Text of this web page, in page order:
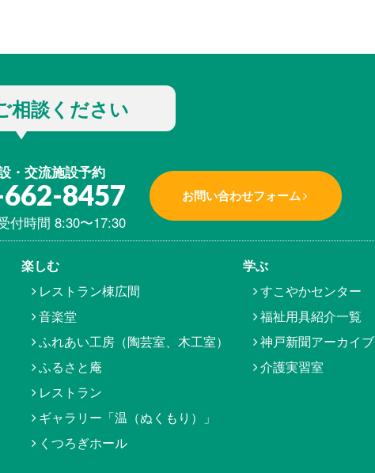
相談ください
・交流施設予約
8457
付時間 8:30〜17:30
お問い合わせフォーム
楽しむ
レストラン棟広間
音楽堂
ふれあい工房（陶芸室、木工室）
ふるさと庵
レストラン
ギャラリー「温（ぬくもり）」
くつろぎホール
学ぶ
すこやかセンター
福祉用具紹介一覧
神戸新聞アーカイブ
介護実習室